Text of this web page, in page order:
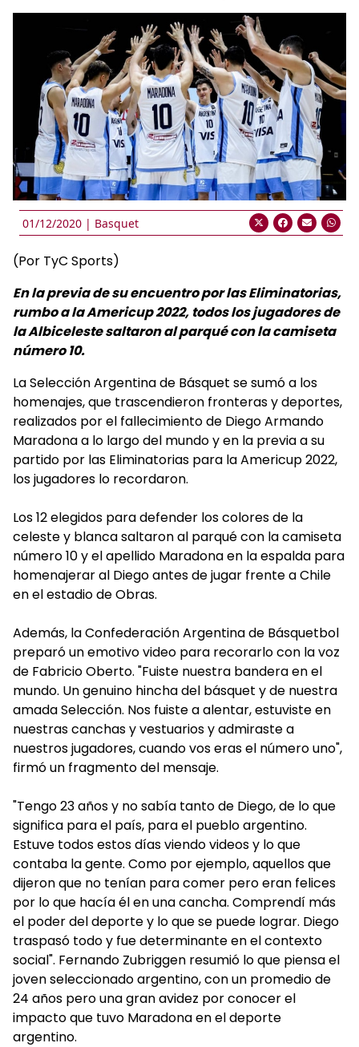
01/12/2020 | Basquet
(Por TyC Sports)
En la previa de su encuentro por las Eliminatorias,
rumbo a la Americup 2022, todos los jugadores de
la Albiceleste saltaron al parqué con la camiseta
número 10.
La Selección Argentina de Básquet se sumó a los
homenajes, que trascendieron fronteras y deportes,
realizados por el fallecimiento de Diego Armando
Maradona a lo largo del mundo y en la previa a su
partido por las Eliminatorias para la Americup 2022,
los jugadores lo recordaron.
Los 12 elegidos para defender los colores de la
celeste y blanca saltaron al parqué con la camiseta
número 10 y el apellido Maradona en la espalda para
homenajerar al Diego antes de jugar frente a Chile
en el estadio de Obras.
Además, la Confederación Argentina de Básquetbol
preparó un emotivo video para recorarlo con la voz
de Fabricio Oberto. "Fuiste nuestra bandera en el
mundo. Un genuino hincha del básquet y de nuestra
amada Selección. Nos fuiste a alentar, estuviste en
nuestras canchas y vestuarios y admiraste a
nuestros jugadores, cuando vos eras el número uno",
firmó un fragmento del mensaje.
"Tengo 23 años y no sabía tanto de Diego, de lo que
significa para el país, para el pueblo argentino.
Estuve todos estos días viendo videos y lo que
contaba la gente. Como por ejemplo, aquellos que
dijeron que no tenían para comer pero eran felices
por lo que hacía él en una cancha. Comprendí más
el poder del deporte y lo que se puede lograr. Diego
traspasó todo y fue determinante en el contexto
social". Fernando Zubriggen resumió lo que piensa el
joven seleccionado argentino, con un promedio de
24 años pero una gran avidez por conocer el
impacto que tuvo Maradona en el deporte
argentino.